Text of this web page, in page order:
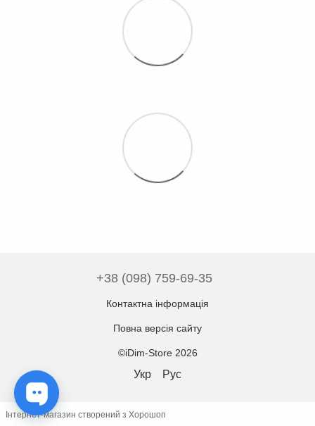
+38 (098) 759-69-35
Контактна інформація
Повна версія сайту
©iDim-Store 2026
Укр Рус
Інтернет-магазин створений з Хорошоп